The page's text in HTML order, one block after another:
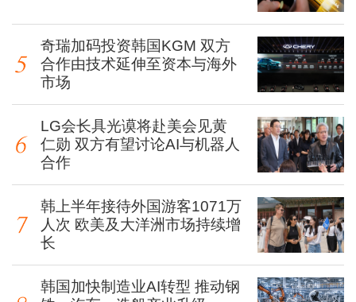
奇瑞加码投资韩国KGM 双方
合作由技术延伸至资本与海外
市场
LG会长具光谟将赴美会见黄
仁勋 双方有望讨论AI与机器人
合作
韩上半年接待外国游客1071万
人次 欧美及大洋洲市场持续增
长
韩国加快制造业AI转型 推动钢